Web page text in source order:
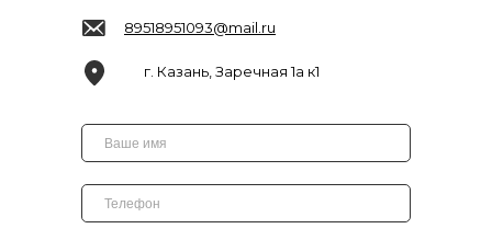
г. Казань, Заречная 1а к1
89518951093@mail.ru